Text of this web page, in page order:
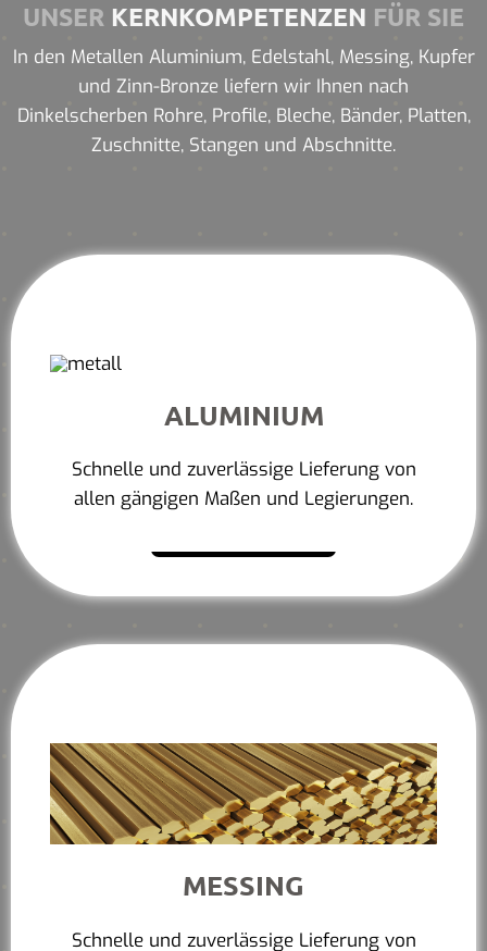
UNSER KERNKOMPETENZEN FÜR SIE
In den Metallen Aluminium, Edelstahl, Messing, Kupfer
und Zinn-Bronze liefern wir Ihnen nach
Dinkelscherben Rohre, Profile, Bleche, Bänder, Platten,
Zuschnitte, Stangen und Abschnitte.
ALUMINIUM
Schnelle und zuverlässige Lieferung von
allen gängigen Maßen und Legierungen.
MESSING
Schnelle und zuverlässige Lieferung von